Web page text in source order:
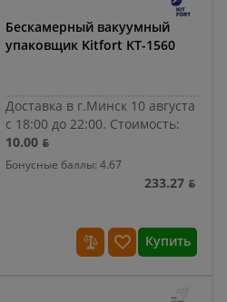
Бескамерный вакуумный
упаковщик Kitfort KT-1560
Доставка в г.Минск 10 августа
с 18:00 до 22:00. Стоимость:
10.00 ƃ
Бонусные баллы: 4.67
233.27 ƃ
Купить